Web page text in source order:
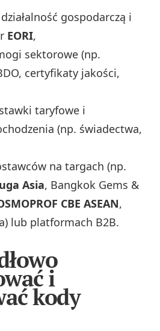
gospodarczą i
EORI,
sektorowe (np.
certyfikaty jakości,
taryfowe i
(np. świadectwa,
na targach (np.
Asia, Bangkok Gems &
CBE ASEAN,
lub platformach B2B.
i
kody